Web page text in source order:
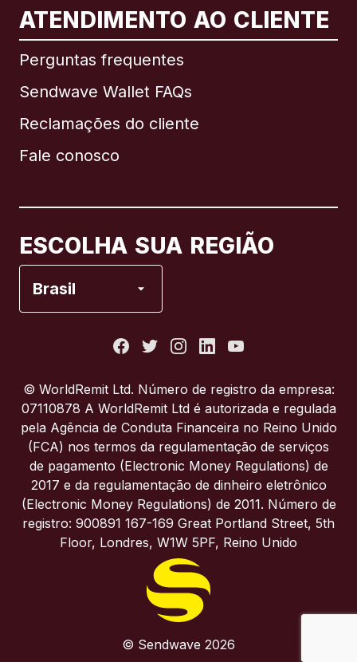
ATENDIMENTO AO CLIENTE
Perguntas frequentes
Sendwave Wallet FAQs
Reclamações do cliente
Fale conosco
ESCOLHA SUA REGIÃO
Brasil
Internacional English
Brasil
Itália
Portugal
Reino Unido
© WorldRemit Ltd. Número de registro da empresa:
07110878 A WorldRemit Ltd é autorizada e regulada
pela Agência de Conduta Financeira no Reino Unido
(FCA) nos termos da regulamentação de serviços
de pagamento (Electronic Money Regulations) de
2017 e da regulamentação de dinheiro eletrônico
(Electronic Money Regulations) de 2011. Número de
registro: 900891 167-169 Great Portland Street, 5th
Floor, Londres, W1W 5PF, Reino Unido
© Sendwave 2026